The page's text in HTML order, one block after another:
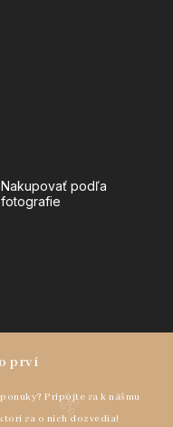
Nakupovať podľa
fotografie